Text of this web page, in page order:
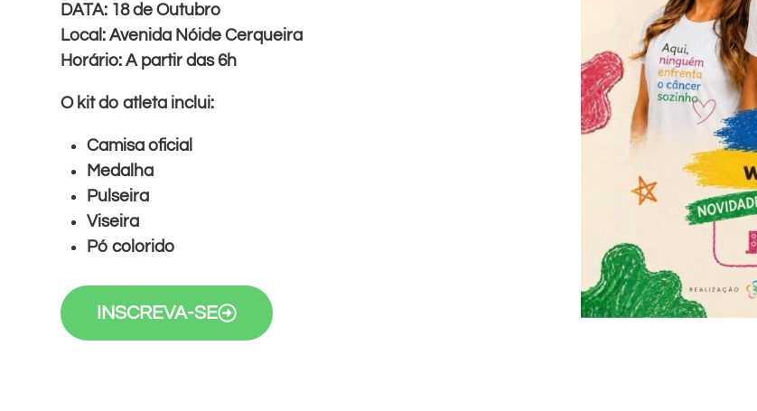
DATA: 18 de Outubro
Local: Avenida Nóide Cerqueira
Horário: A partir das 6h
O kit do atleta inclui:
Camisa oficial
Medalha
Pulseira
Viseira
Pó colorido
INSCREVA-SE